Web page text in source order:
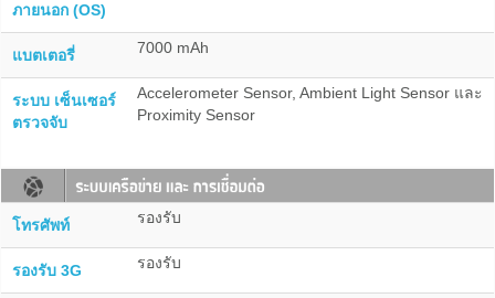
ภายนอก (OS)
แบตเตอรี่ 7000 mAh
ระบบ เซ็นเซอร์
ตรวจจับ
Accelerometer Sensor, Ambient Light Sensor และ
Proximity Sensor
โทรศัพท์ รองรับ
รองรับ 3G รองรับ